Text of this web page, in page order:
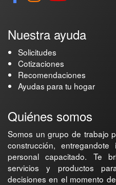
Nuestra ayuda
Solicitudes
Cotizaciones
Recomendaciones
Ayudas para tu hogar
Quiénes somos
Somos un grupo de trabajo
construcción,
personal capacitado. Te
servicios y productos
decisiones en el momento